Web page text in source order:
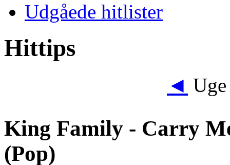
Udgåede hitlister
Hittips
◄
King Family - Carry
(Pop)